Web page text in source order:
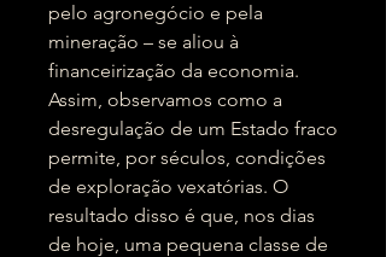
pelo agronegócio e pela
mineração – se aliou à
financeirização da economia.
Assim, observamos como a
desregulação de um Estado fraco
permite, por séculos, condições
de exploração vexatórias. O
resultado disso é que, nos dias
de hoje, uma pequena classe de